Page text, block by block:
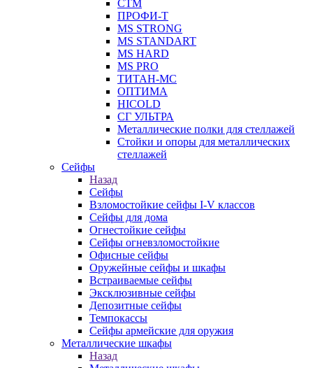
СТМ
ПРОФИ-Т
MS STRONG
MS STANDART
MS HARD
MS PRO
ТИТАН-МС
ОПТИМА
HICOLD
СГ УЛЬТРА
Металлические полки для стеллажей
Стойки и опоры для металлических
стеллажей
Сейфы
Назад
Сейфы
Взломостойкие сейфы I-V классов
Сейфы для дома
Огнестойкие сейфы
Сейфы огневзломостойкие
Офисные сейфы
Оружейные сейфы и шкафы
Встраиваемые сейфы
Эксклюзивные сейфы
Депозитные сейфы
Темпокассы
Сейфы армейские для оружия
Металлические шкафы
Назад